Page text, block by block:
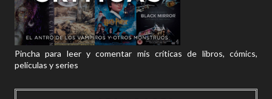
Pincha para leer y comentar mis críticas de libros, cómics,
películas y series